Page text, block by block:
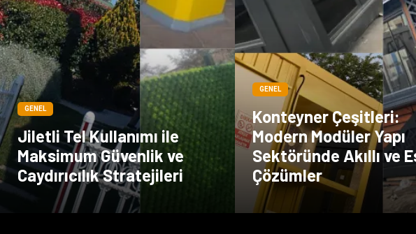
GENEL
Jiletli Tel Kullanımı ile
Maksimum Güvenlik ve
Caydırıcılık Stratejileri
GENEL
Konteyner Çeşitleri:
Modern Modüler Yapı
Sektöründe Akıllı ve
Çözümler